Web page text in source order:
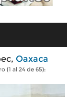
Oaxaca
(1 al 24 de 65):